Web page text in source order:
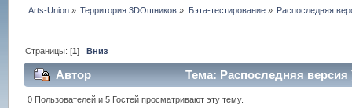
Arts-Union » Территория 3DOшников » Бэта-тестирование» Распоследняя
Страницы: [1]Вниз
Автор Тема: Распоследняя версия
0 Пользователей и 5 Гостей просматривают эту тему.